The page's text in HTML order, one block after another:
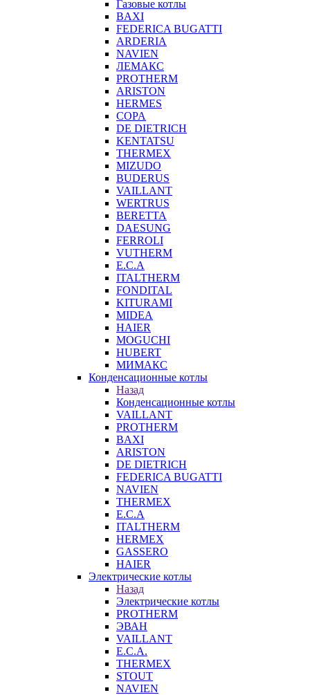
Газовые котлы
BAXI
FEDERICA BUGATTI
ARDERIA
NAVIEN
ЛЕМАКС
PROTHERM
ARISTON
HERMES
COPA
DE DIETRICH
KENTATSU
THERMEX
MIZUDO
BUDERUS
VAILLANT
WERTRUS
BERETTA
DAESUNG
FERROLI
VUTHERM
E.C.A
ITALTHERM
FONDITAL
KITURAMI
MIDEA
HAIER
MOGUCHI
HUBERT
МИМАКС
Конденсационные котлы
Назад
Конденсационные котлы
VAILLANT
PROTHERM
BAXI
ARISTON
DE DIETRICH
FEDERICA BUGATTI
NAVIEN
THERMEX
E.C.A
ITALTHERM
HERMEX
GASSERO
HAIER
Электрические котлы
Назад
Электрические котлы
PROTHERM
ЭВАН
VAILLANT
E.C.A.
THERMEX
STOUT
NAVIEN